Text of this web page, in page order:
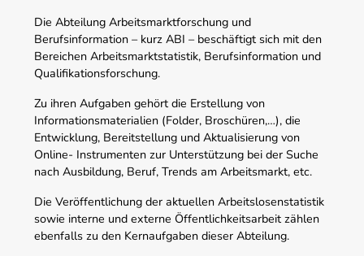
Die Abteilung Arbeitsmarktforschung und
Berufsinformation – kurz ABI – beschäftigt sich mit den
Bereichen Arbeitsmarktstatistik, Berufsinformation und
Qualifikationsforschung.
Zu ihren Aufgaben gehört die Erstellung von
Informationsmaterialien (Folder, Broschüren,…), die
Entwicklung, Bereitstellung und Aktualisierung von
Online- Instrumenten zur Unterstützung bei der Suche
nach Ausbildung, Beruf, Trends am Arbeitsmarkt, etc.
Die Veröffentlichung der aktuellen Arbeitslosenstatistik
sowie interne und externe Öffentlichkeitsarbeit zählen
ebenfalls zu den Kernaufgaben dieser Abteilung.